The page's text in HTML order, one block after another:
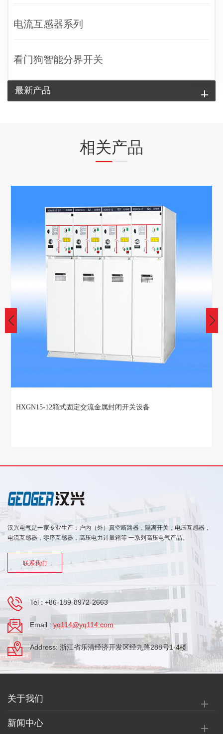
电流互感器系列
看门狗智能分界开关
最新产品
相关产品
XGN66-12（Z)固定式封闭式开关设备生产厂家
汉兴电气是一家专业生产：户内（外）真空断路器，隔离开关，电压互感器，
电流互感器，零序互感器，高压电力计量箱等 一系列高压电气产品。
联系我们
Tel : +86-189-8972-2663
Email : yq114@yq114.com
Address: 浙江省乐清经济开发区经九路288号1-4楼
关于我们
新闻中心